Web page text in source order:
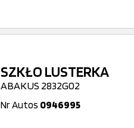
SZKŁO LUSTERKA
ABAKUS 2832G02
Nr Autos 0946995